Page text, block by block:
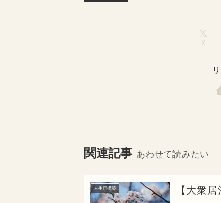
X
関連記事 あわせて読みたい
人生再構築 【大衆